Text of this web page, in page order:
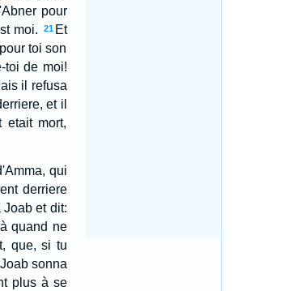
pour
moi. 21 Et
toi son
toi de moi!
il refusa
et il
mort,
qui
derriere
Joab et dit:
quand ne
que, si tu
sonna
plus à se